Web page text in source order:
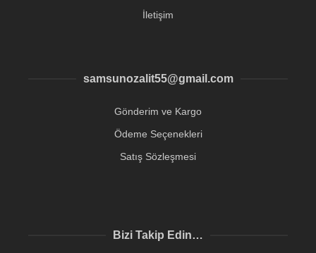
İletişim
samsunozalit55@gmail.com
Gönderim ve Kargo
Ödeme Seçenekleri
Satış Sözleşmesi
Bizi Takip Edin…